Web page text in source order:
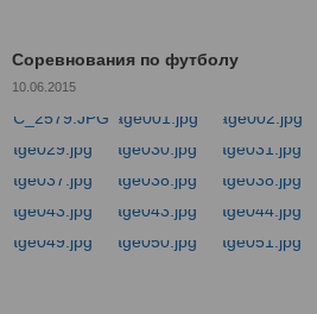
Соревнования по футболу
10.06.2015